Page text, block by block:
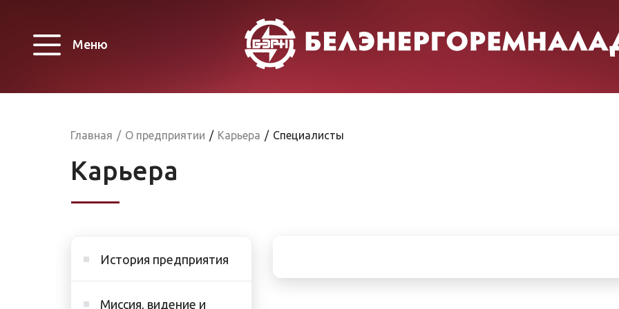
Меню
Главная / О предприятии / Карьера / Специалисты
Карьера
История предприятия
Миссия, видение и